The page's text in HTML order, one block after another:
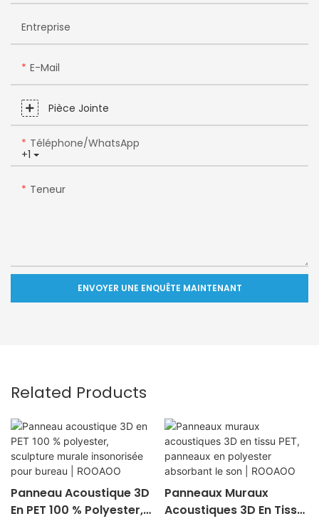
Entreprise
E-Mail
Pièce Jointe
+1
Téléphone/WhatsApp
Teneur
ENVOYER UNE ENQUÊTE MAINTENANT
Related Products
Panneau Acoustique 3D
En PET 100 % Polyester,
Panneaux Muraux
Acoustiques 3D En Tissu